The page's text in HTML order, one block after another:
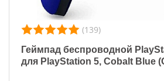
(139)
Геймпад беспроводной
для PlayStation 5, Cobalt Blue